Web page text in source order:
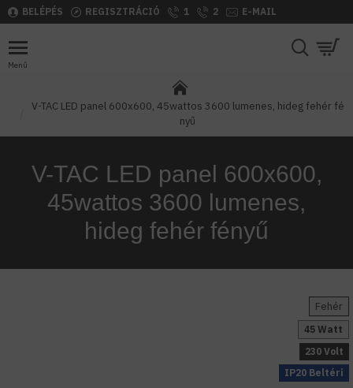
BELÉPÉS REGISZTRÁCIÓ 1 2 E-MAIL
V-TAC LED panel 600x600, 45wattos 3600 lumenes, hideg fehér fé
nyű
V-TAC LED panel 600x600,
45wattos 3600 lumenes,
hideg fehér fényű
IP20 Beltéri
Fehér
45 Watt
230 Volt